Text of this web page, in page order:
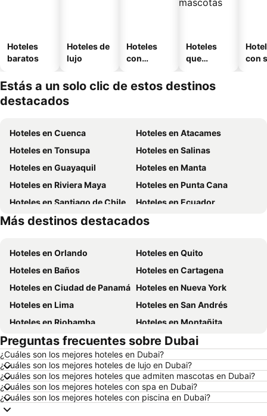
Hoteles
baratos
Hoteles de
lujo
Hoteles
con
Hoteles
que
mascotas
con
Estás a un solo clic de estos destinos
destacados
Hoteles en Cuenca
Hoteles en Atacames
Hoteles en Tonsupa
Hoteles en Salinas
Hoteles en Guayaquil
Hoteles en Manta
Hoteles en Riviera Maya
Hoteles en Punta Cana
Hoteles en Santiago de Chile
Hoteles en Ecuador
Hoteles en México
Hoteles en Chicago
Más destinos destacados
Hoteles en Orlando
Hoteles en Quito
Hoteles en Baños
Hoteles en Cartagena
Hoteles en Ciudad de Panamá Hoteles en Nueva York
Hoteles en Lima
Hoteles en San Andrés
Hoteles en Riobamba
Hoteles en Montañita
Hoteles en Puerto López
Hoteles en Pedernales
Hoteles en Miami
Hoteles en Roma
Hoteles en Ambato
Hoteles en Cojimies
Hoteles en Lisboa
Hoteles en Zorritos
Hoteles en Oporto
Preguntas frecuentes sobre Dubai
¿Cuáles son los mejores hoteles en Dubai?
¿Cuáles son los mejores hoteles de lujo en Dubai?
¿Cuáles son los mejores hoteles que admiten mascotas en Dubai?
¿Cuáles son los mejores hoteles con spa en Dubai?
¿Cuáles son los mejores hoteles con piscina en Dubai?